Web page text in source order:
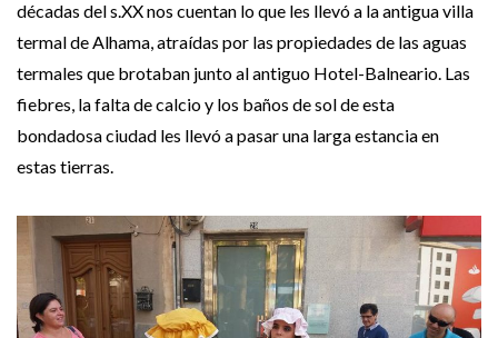
décadas del s.XX nos cuentan lo que les llevó a la antigua villa
termal de Alhama, atraídas por las propiedades de las aguas
termales que brotaban junto al antiguo Hotel-Balneario. Las
fiebres, la falta de calcio y los baños de sol de esta
bondadosa ciudad les llevó a pasar una larga estancia en
estas tierras.